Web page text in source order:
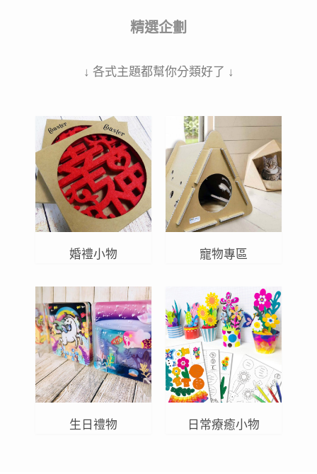
精選企劃
↓ 各式主題都幫你分類好了 ↓
婚禮小物 寵物專區
生日禮物 日常療癒小物